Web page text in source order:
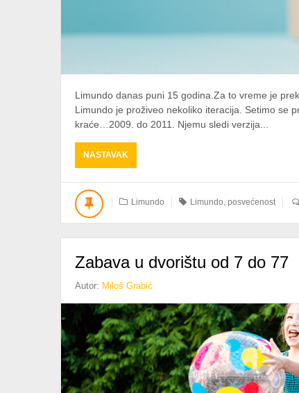
Limundo danas puni 15 godina.Za to vreme je
Limundo je proživeo nekoliko iteracija. Setimo se
kraće…2009. do 2011. Njemu sledi verzija...
NASTAVAK
ZA
SLEDEĆIH
Limundo
Limundo, posvećenost
Zabava u dvorištu od 7 do 77
Autor: Miloš Grabić